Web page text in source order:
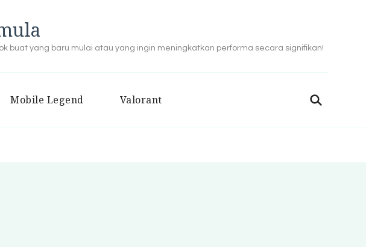
buat yang baru mulai atau yang ingin meningkatkan performa secara signifikan!
Mobile Legend Valorant